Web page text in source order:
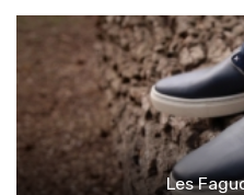
Les